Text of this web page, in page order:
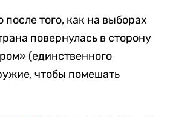
того, как на выборах
повернулась в сторону
(единственного
чтобы помешать